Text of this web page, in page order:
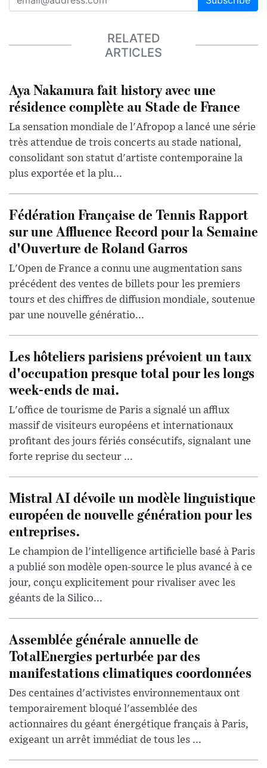
RELATED
ARTICLES
Aya Nakamura fait history avec une
résidence complète au Stade de France
La sensation mondiale de l'Afropop a lancé une série
très attendue de trois concerts au stade national,
consolidant son statut d'artiste contemporaine la
plus exportée et la plu...
Fédération Française de Tennis Rapport
sur une Affluence Record pour la Semaine
d'Ouverture de Roland Garros
L'Open de France a connu une augmentation sans
précédent des ventes de billets pour les premiers
tours et des chiffres de diffusion mondiale, soutenue
par une nouvelle génératio...
Les hôteliers parisiens prévoient un taux
d'occupation presque total pour les longs
week-ends de mai.
L'office de tourisme de Paris a signalé un afflux
massif de visiteurs européens et internationaux
profitant des jours fériés consécutifs, signalant une
forte reprise du secteur ...
Mistral AI dévoile un modèle linguistique
européen de nouvelle génération pour les
entreprises.
Le champion de l'intelligence artificielle basé à Paris
a publié son modèle open-source le plus avancé à ce
jour, conçu explicitement pour rivaliser avec les
géants de la Silico...
Assemblée générale annuelle de
TotalEnergies perturbée par des
manifestations climatiques coordonnées
Des centaines d'activistes environnementaux ont
temporairement bloqué l'assemblée des
actionnaires du géant énergétique français à Paris,
exigeant un arrêt immédiat de tous les ...